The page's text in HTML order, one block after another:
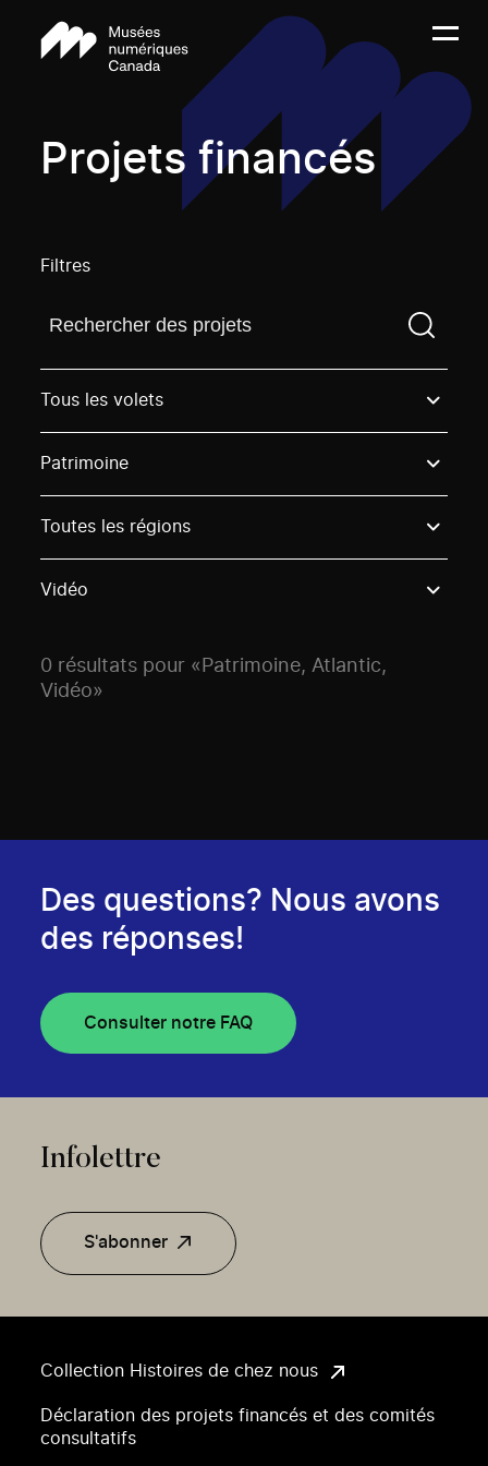
Projets financés
Filtres
Trouvez un projetVous devez saisir un terme de
Tous les volets
Patrimoine
Toutes les régions
Vidéo
0 résultats pour «Patrimoine, Atlantic,
Vidéo»
Collection Histoires de chez nous
Déclaration des projets financés et des comités
consultatifs
Des questions? Nous avons
des réponses!
Consulter notre FAQ
Infolettre
S'abonner